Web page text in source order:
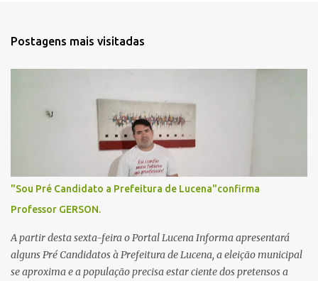
Postagens mais visitadas
"Sou Pré Candidato a Prefeitura de Lucena"confirma
Professor GERSON.
A partir desta sexta-feira o Portal Lucena Informa apresentará
alguns Pré Candidatos à Prefeitura de Lucena, a eleição municipal
se aproxima e a população precisa estar ciente dos pretensos a